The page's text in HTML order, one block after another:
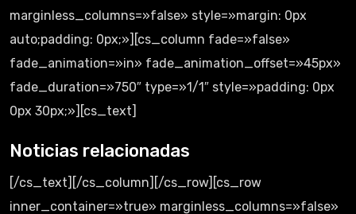
marginless_columns=»false» style=»margin: 0px
auto;padding: 0px;»][cs_column fade=»false»
fade_animation=»in» fade_animation_offset=»45px»
fade_duration=»750″ type=»1/1″ style=»padding: 0px
0px 30px;»][cs_text]
Noticias relacionadas
[/cs_text][/cs_column][/cs_row][cs_row
inner_container=»true» marginless_columns=»false»